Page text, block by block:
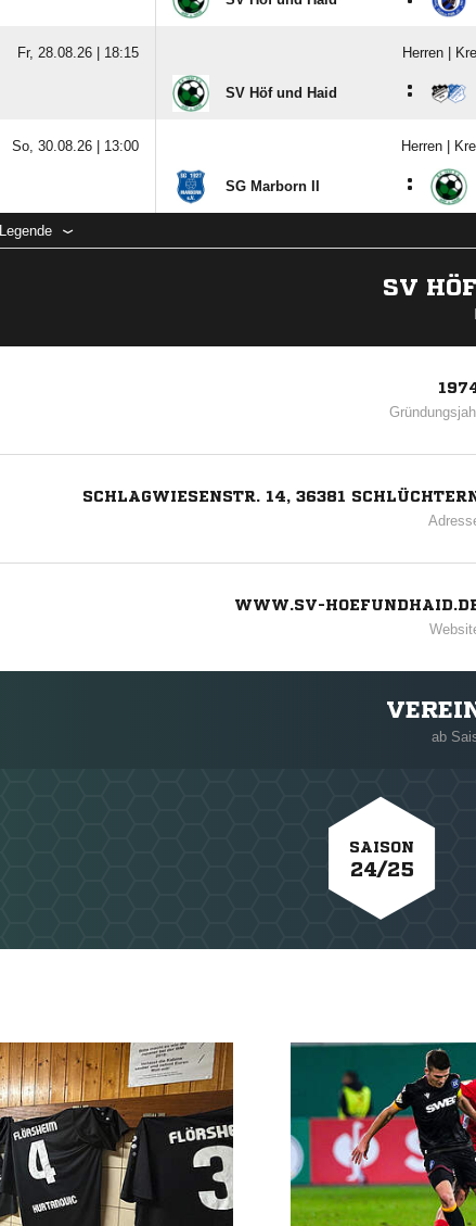
Fr, 28.08.26 | 18:15 Herren |
SV Höf und Haid :
So, 30.08.26 | 13:00 Herren |
SG Marborn II :
Legende
SV
SCHLAGWIESENSTR. 14, 36381
WWW.SV-
ab
SAISON
24/25